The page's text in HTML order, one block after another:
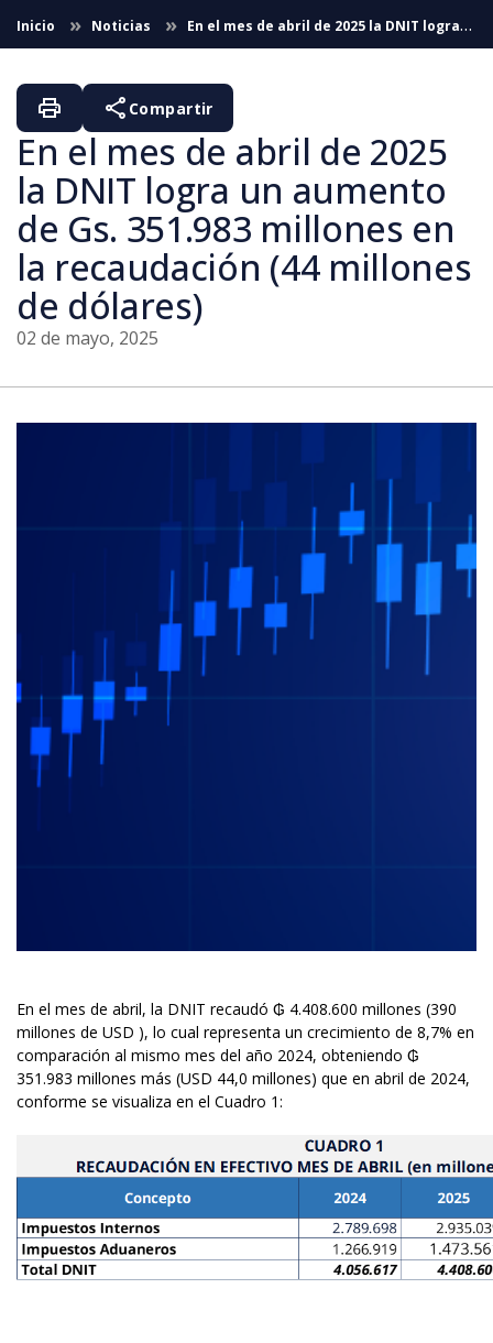
Saltar al contenido principal
Inicio Noticias
En el mes de abril de 2025 la DNIT logra
un aumento de Gs. 351.983 millones en la recaudación (44
En el mes de abril de 2025
la DNIT logra un aumento
de Gs. 351.983 millones en
la recaudación (44 millones
de dólares)
02 de mayo, 2025
print share Compartir
En el mes de abril, la DNIT recaudó ₲ 4.408.600 millones (390
millones de USD ), lo cual representa un crecimiento de 8,7% en
comparación al mismo mes del año 2024, obteniendo ₲
351.983 millones más (USD 44,0 millones) que en abril de 2024,
conforme se visualiza en el Cuadro 1: